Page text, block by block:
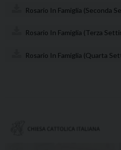
Rosario In Famiglia (seconda
Rosario In Famiglia (terza
Rosario In Famiglia (quarta